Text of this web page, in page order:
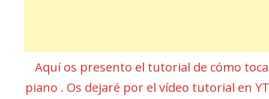
Aquí os presento el tutorial de cómo
piano . Os dejaré por el vídeo tutorial en